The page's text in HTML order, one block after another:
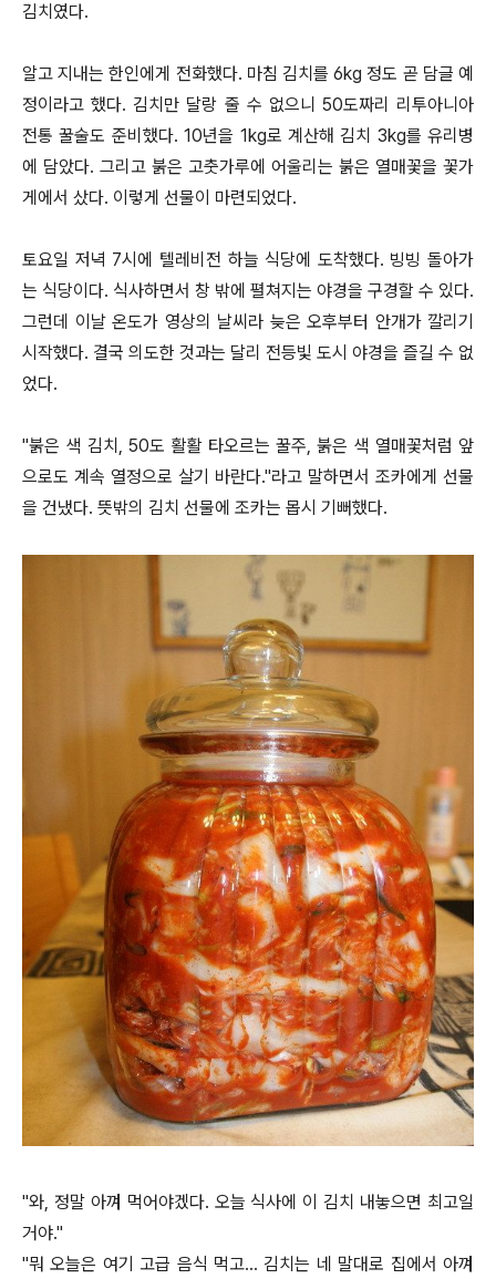
김치였다.
알고 지내는 한인에게 전화했다. 마침 김치를 6kg 정도 곧 담글 예
정이라고 했다. 김치만 달랑 줄 수 없으니 50도짜리 리투아니아
전통 꿀술도 준비했다. 10년을 1kg로 계산해 김치 3kg를 유리병
에 담았다. 그리고 붉은 고춧가루에 어울리는 붉은 열매꽃을 꽃가
게에서 샀다. 이렇게 선물이 마련되었다.
토요일 저녁 7시에 텔레비전 하늘 식당에 도착했다. 빙빙 돌아가
는 식당이다. 식사하면서 창 밖에 펼쳐지는 야경을 구경할 수 있다.
그런데 이날 온도가 영상의 날씨라 늦은 오후부터 안개가 깔리기
시작했다. 결국 의도한 것과는 달리 전등빛 도시 야경을 즐길 수 없
었다.
"붉은 색 김치, 50도 활활 타오르는 꿀주, 붉은 색 열매꽃처럼 앞
으로도 계속 열정으로 살기 바란다."라고 말하면서 조카에게 선물
을 건냈다. 뜻밖의 김치 선물에 조카는 몹시 기뻐했다.
"와, 정말 아껴 먹어야겠다. 오늘 식사에 이 김치 내놓으면 최고일
거야."
"뭐 오늘은 여기 고급 음식 먹고... 김치는 네 말대로 집에서 아껴